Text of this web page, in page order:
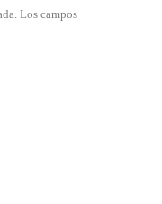
Los campos